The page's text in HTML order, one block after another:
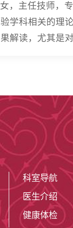
，主任技师，
学科相关的理
解读，尤其是
科室导航
医生介绍
健康体检